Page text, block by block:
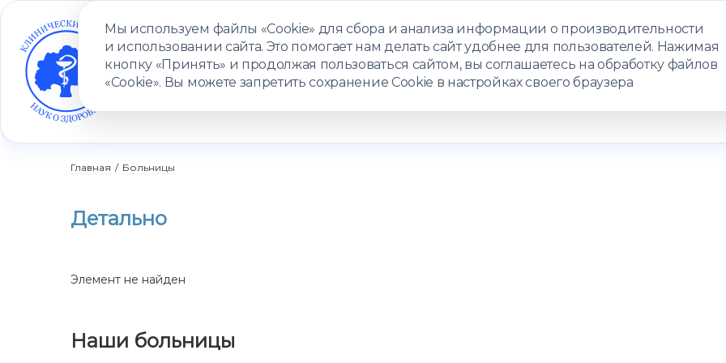
Мы используем файлы «Cookie» для сбора и анализа информации о производительности
и использовании сайта. Это помогает нам делать сайт удобнее для пользователей. Нажимая
кнопку «Принять» и продолжая пользоваться сайтом, вы соглашаетесь на обработку файлов
«Cookie». Вы можете запретить сохранение Cookie в настройках своего браузера
ЗАПИСАТЬСЯ
Главная / Больницы
Детально
Элемент не найден
Наши больницы